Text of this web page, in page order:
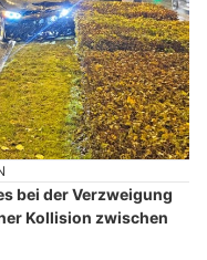
bei der Verzweigung
Kollision zwischen